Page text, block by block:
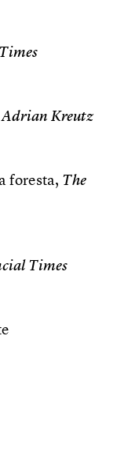
Adrian Kreutz
foresta, The
Times